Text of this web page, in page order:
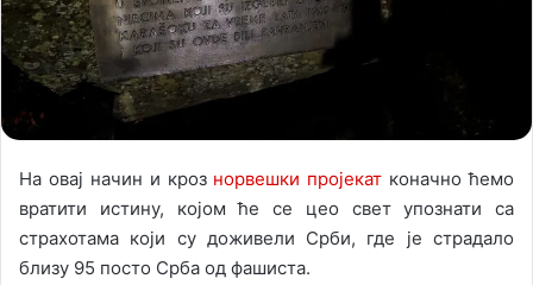
X a
i
l
На овај начин и кроз норвешки пројекат коначно ћемо
вратити истину, којом ће се цео свет упознати са
страхотама који су доживели Срби, где је страдало
близу 95 посто Срба од фашиста.